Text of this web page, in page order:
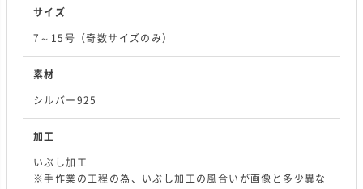
サイズ
7～15号（奇数サイズのみ）
素材
シルバー925
加工
いぶし加工
※手作業の工程の為、いぶし加工の風合いが画像と多少異な